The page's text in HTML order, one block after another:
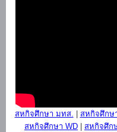
สหกิจศึกษา มทส.
สหกิจศึกษ
สหกิจศึกษา WD
สหกิจศึก